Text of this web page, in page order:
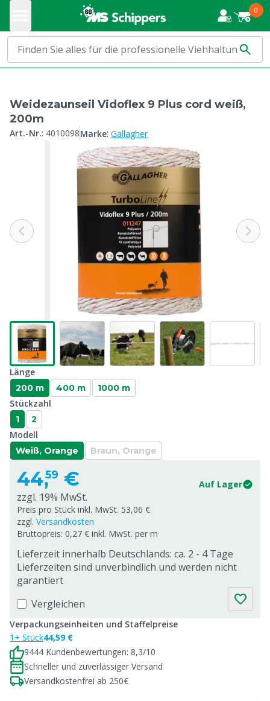
0
Weidezaunseil Vidoflex 9 Plus cord weiß,
200m
Art.-Nr.: 4010098Marke: Gallagher
Länge
200 m 400 m 1000 m
Stückzahl
1 2
Modell
Weiß, Orange Braun, Orange
44,59 € Auf Lager
zzgl. 19% MwSt.
Preis pro Stück inkl. MwSt. 53,06 €
zzgl. Versandkosten
Bruttopreis: 0,27 € inkl. MwSt. per m
Lieferzeit innerhalb Deutschlands: ca. 2 - 4 Tage
Lieferzeiten sind unverbindlich und werden nicht
garantiert
Vergleichen
Verpackungseinheiten und Staffelpreise
1+ Stück44,59 €
9444 Kundenbewertungen: 8,3/10
Schneller und zuverlässiger Versand
Versandkostenfrei ab 250€